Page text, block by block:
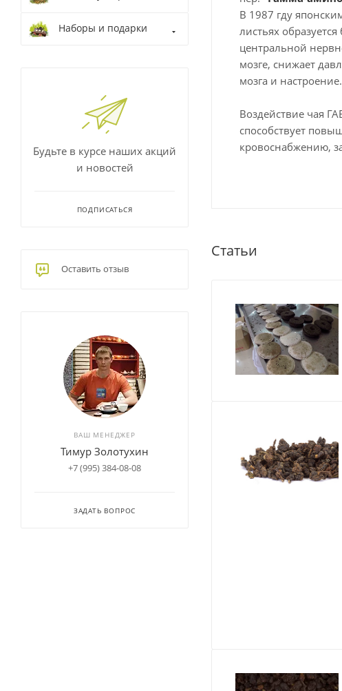
В 1987 гду
листьях
центральной
мозге, снижает
мозга и настроение.
Воздействие чая
способствует
кровоснабжению,
Статьи
Наборы и подарки
Будьте в курсе наших акций
и новостей
ПОДПИСАТЬСЯ
Оставить отзыв
ВАШ МЕНЕДЖЕР
Тимур Золотухин
+7 (995) 384-08-08
ЗАДАТЬ ВОПРОС